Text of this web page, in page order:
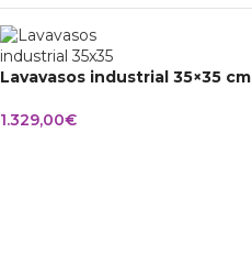
Lavavasos industrial 35×35 cm
1.329,00€